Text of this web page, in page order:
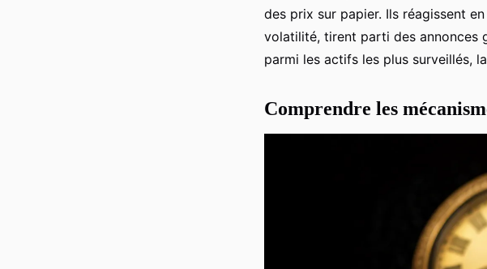
des prix sur papier. Ils réagissent
volatilité, tirent parti des annonces
parmi les actifs les plus surveillés,
Comprendre les